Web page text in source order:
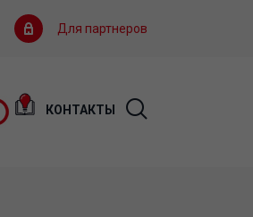
Для партнеров
КОНТАКТЫ